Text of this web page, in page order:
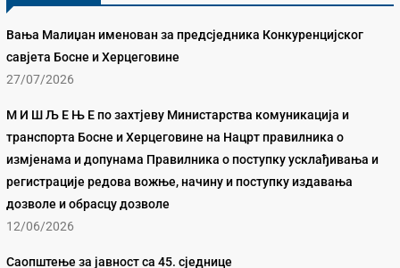
Вања Малиџан именован за предсједника Конкуренцијског
савјета Босне и Херцеговине
27/07/2026
М И Ш Љ Е Њ Е по захтјеву Министарства комуникација и
транспорта Босне и Херцеговине на Нацрт правилника о
измјенама и допунама Правилника о поступку усклађивања и
регистрације редова вожње, начину и поступку издавања
дозволе и обрасцу дозволе
12/06/2026
Саопштење за јавност са 45. сједнице